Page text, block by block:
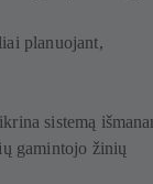
planuojant,
sistemą
gamintojo žinių